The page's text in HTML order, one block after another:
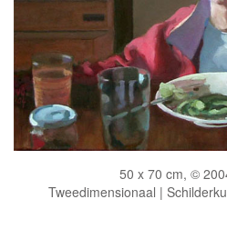
50 x 70 cm, ©
Tweedimensionaal |